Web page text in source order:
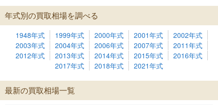
年式別の買取相場を調べる
1948年式 1999年式 2000年式 2001年式
2002年式
2003年式
2004年式 2006年式 2007年式
2011年式
2012年式
2013年式 2014年式 2015年式
2016年式
2017年式
2018年式 2021年式
最新の買取相場一覧